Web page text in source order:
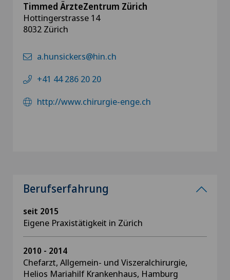
Timmed ÄrzteZentrum Zürich
Hottingerstrasse 14
8032 Zürich
a.hunsicker.s@hin.ch
+41 44 286 20 20
http://www.chirurgie-enge.ch
Berufserfahrung
seit 2015
Eigene Praxistätigkeit in Zürich
2010 - 2014
Chefarzt, Allgemein- und Viszeralchirurgie,
Helios Mariahilf Krankenhaus, Hamburg